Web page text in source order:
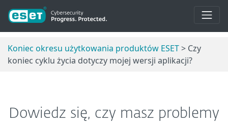
Koniec okresu użytkowania produktów ESET> Czy
koniec cyklu życia dotyczy mojej wersji aplikacji?
Dowiedz się, czy masz problemy